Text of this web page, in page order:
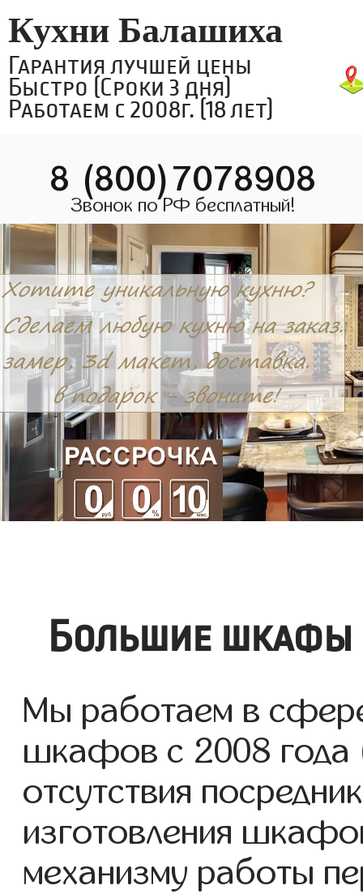
Кухни Балашиха
Гарантия лучшей цены
Быстро (Сроки 3 дня)
Работаем с 2008г. (18 лет)
8 (800)7078908
Звонок по РФ бесплатный!
Большие шкафы
Мы работаем в
шкафов с 2008 года
отсутствия
изготовления
механизму работы